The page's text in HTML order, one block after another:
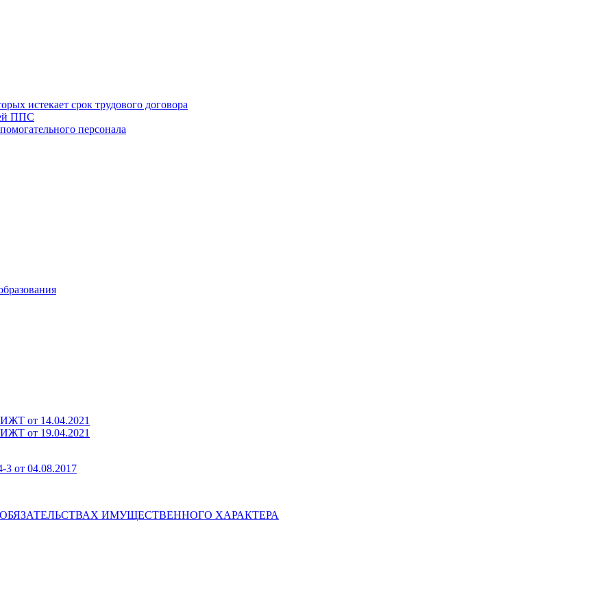
истекает срок трудового договора
ППС
персонала
от 14.04.2021
от 19.04.2021
3 от 04.08.2017
ИМУЩЕСТВЕННОГО ХАРАКТЕРА